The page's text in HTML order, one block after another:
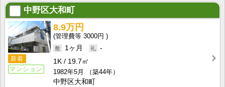
中野区大和町
新着
マンション
8.9万円
3000円
1ヶ月
-
1K
19.7㎡
1982年5月
（築44年）
中野区大和町